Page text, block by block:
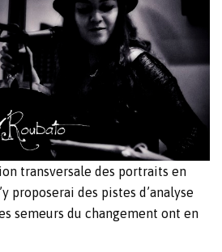
transversale des portraits en
proposerai des pistes d’analyse
semeurs du changement ont en